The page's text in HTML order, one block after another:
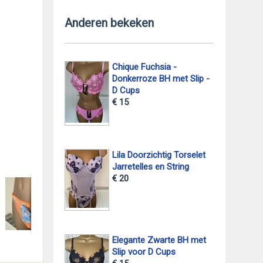
Anderen bekeken
Chique Fuchsia -
Donkerroze BH met Slip -
D Cups
€ 15
Lila Doorzichtig Torselet
Jarretelles en String
€ 20
Elegante Zwarte BH met
Slip voor D Cups